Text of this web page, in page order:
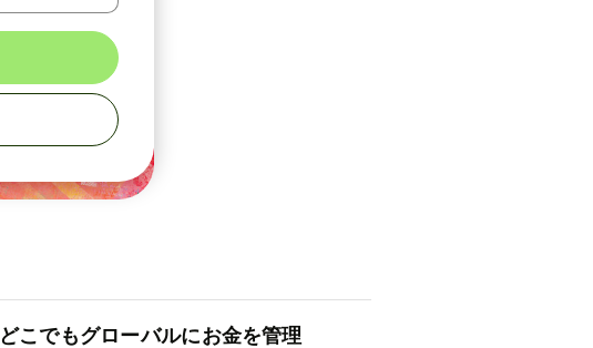
どこでもグ⁠ロ⁠ー⁠バ⁠ルにお金を管理